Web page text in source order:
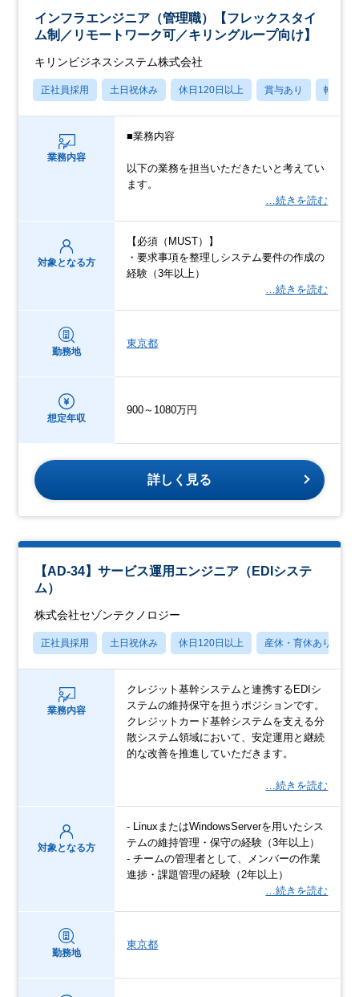
インフラエンジニア（管理職）【フレックスタイ
ム制／リモートワーク可／キリングループ向け】
キリンビジネスシステム株式会社
正社員採用 土日祝休み 休日120日以上 賞与あり 転勤な
業務内容
■業務内容
以下の業務を担当いただきたいと考えてい
ます。
…続きを読む
対象となる方
【必須（MUST）】
・要求事項を整理しシステム要件の作成の
経験（3年以上）
…続きを読む
勤務地
東京都
想定年収
900～1080万円
詳しく見る
【AD-34】サービス運用エンジニア（EDIシステ
ム）
株式会社セゾンテクノロジー
正社員採用 土日祝休み 休日120日以上 産休・育休あり
業務内容
クレジット基幹システムと連携するEDIシ
ステムの維持保守を担うポジションです。
クレジットカード基幹システムを支える分
散システム領域において、安定運用と継続
的な改善を推進していただきます。
…続きを読む
対象となる方
- LinuxまたはWindowsServerを用いたシス
テムの維持管理・保守の経験（3年以上）
- チームの管理者として、メンバーの作業
進捗・課題管理の経験（2年以上）
…続きを読む
勤務地
東京都